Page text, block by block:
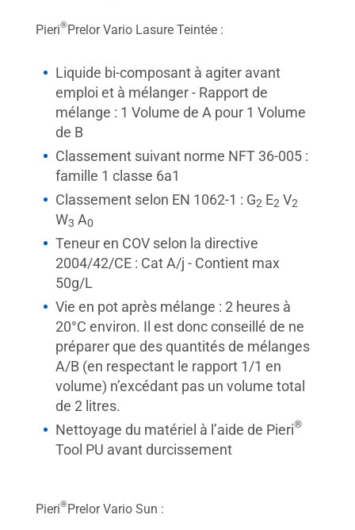
Pieri®Prelor Vario Lasure Teintée :
Liquide bi-composant à agiter avant
emploi et à mélanger - Rapport de
mélange : 1 Volume de A pour 1 Volume
de B
Classement suivant norme NFT 36-005 :
famille 1 classe 6a1
Classement selon EN 1062-1 : G2 E2 V2
W3 A0
Teneur en COV selon la directive
2004/42/CE : Cat A/j - Contient max
50g/L
Vie en pot après mélange : 2 heures à
20°C environ. Il est donc conseillé de ne
préparer que des quantités de mélanges
A/B (en respectant le rapport 1/1 en
volume) n’excédant pas un volume total
de 2 litres.
Nettoyage du matériel à l’aide de Pieri®
Tool PU avant durcissement
Pieri®Prelor Vario Sun :